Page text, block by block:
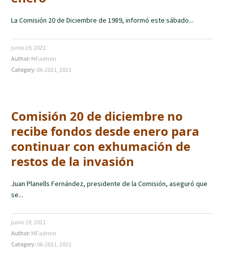
La Comisión 20 de Diciembre de 1989, informó este sábado...
junio 19, 2021
Author: MFadmin
Category: 06-2021 ,2021
Comisión 20 de diciembre no
recibe fondos desde enero para
continuar con exhumación de
restos de la invasión
Juan Planells Fernández, presidente de la Comisión, aseguró que
se...
junio 19, 2021
Author: MFadmin
Category: 06-2021 ,2021